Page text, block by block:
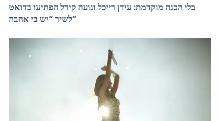
בלי הכנה מוקדמת: עידן רייכל ונועה קירל הפתיעו בדואט
לשיר “יש בי אהבה”